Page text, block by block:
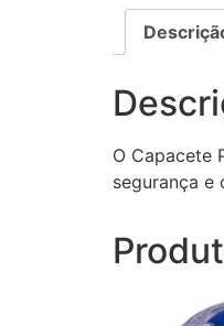
O Capacete
segurança